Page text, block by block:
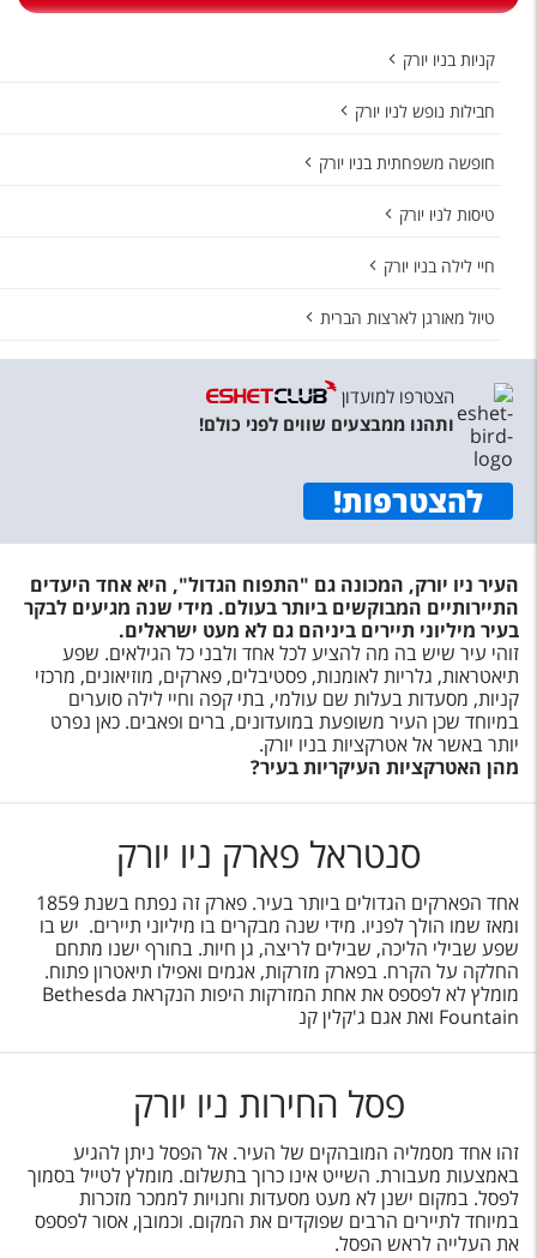
קניות בניו יורק
חבילות נופש לניו יורק
חופשה משפחתית בניו יורק
טיסות לניו יורק
חיי לילה בניו יורק
טיול מאורגן לארצות הברית
הצטרפו למועדון
ותהנו ממבצעים שווים לפני כולם!
להצטרפות!
העיר ניו יורק, המכונה גם "התפוח הגדול", היא אחד היעדים
התיירותיים המבוקשים ביותר בעולם. מידי שנה מגיעים לבקר
בעיר מיליוני תיירים ביניהם גם לא מעט ישראלים.
זוהי עיר שיש בה מה להציע לכל אחד ולבני כל הגילאים. שפע
תיאטראות, גלריות לאומנות, פסטיבלים, פארקים, מוזיאונים, מרכזי
קניות, מסעדות בעלות שם עולמי, בתי קפה וחיי לילה סוערים
במיוחד שכן העיר משופעת במועדונים, ברים ופאבים. כאן נפרט
יותר באשר אל אטרקציות בניו יורק.
מהן האטרקציות העיקריות בעיר?
סנטראל פארק ניו יורק
אחד הפארקים הגדולים ביותר בעיר. פארק זה נפתח בשנת 1859
ומאז שמו הולך לפניו. מידי שנה מבקרים בו מיליוני תיירים. יש בו
שפע שבילי הליכה, שבילים לריצה, גן חיות. בחורף ישנו מתחם
החלקה על הקרח. בפארק מזרקות, אגמים ואפילו תיאטרון פתוח.
מומלץ לא לפספס את אחת המזרקות היפות הנקראת Bethesda
Fountain ואת אגם ג'קלין קנ
פסל החירות ניו יורק
זהו אחד מסמליה המובהקים של העיר. אל הפסל ניתן להגיע
באמצעות מעבורת. השייט אינו כרוך בתשלום. מומלץ לטייל בסמוך
לפסל. במקום ישנן לא מעט מסעדות וחנויות לממכר מזכרות
במיוחד לתיירים הרבים שפוקדים את המקום. וכמובן, אסור לפספס
את העלייה לראש הפסל.